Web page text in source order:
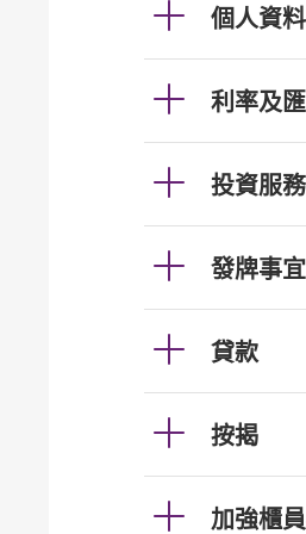
個人資
利率及
投資服務
發牌事
貸款
按揭
加強櫃